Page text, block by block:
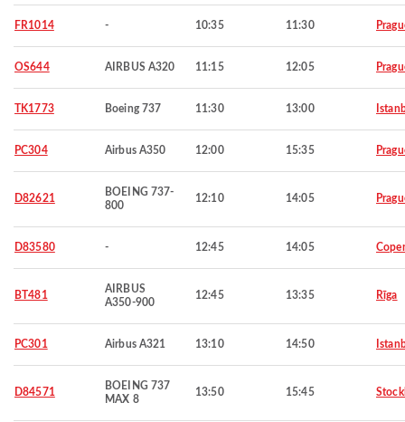
FR1014 - 10:35 11:30
OS644 AIRBUS A320 11:15 12:05
TK1773 Boeing 737 11:30 13:00
PC304 Airbus A350 12:00 15:35
D82621
BOEING 737-
800
12:10 14:05
D83580 - 12:45 14:05
BT481
AIRBUS
A350-900
12:45 13:35 Rīga
PC301 Airbus A321 13:10 14:50
D84571
BOEING 737
MAX 8
13:50 15:45